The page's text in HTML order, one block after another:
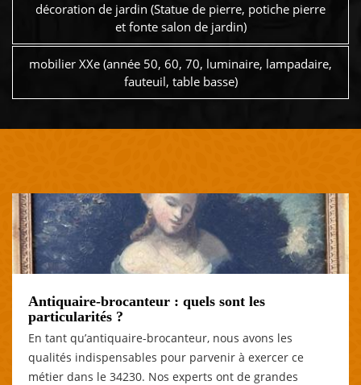
décoration de jardin (Statue de pierre, potiche pierre
et fonte salon de jardin)
mobilier XXe (année 50, 60, 70, luminaire, lampadaire,
fauteuil, table basse)
Antiquaire-brocanteur : quels sont les
particularités ?
En tant qu’antiquaire-brocanteur, nous avons les
qualités indispensables pour parvenir à exercer ce
métier dans le 34230. Nos experts ont de grandes